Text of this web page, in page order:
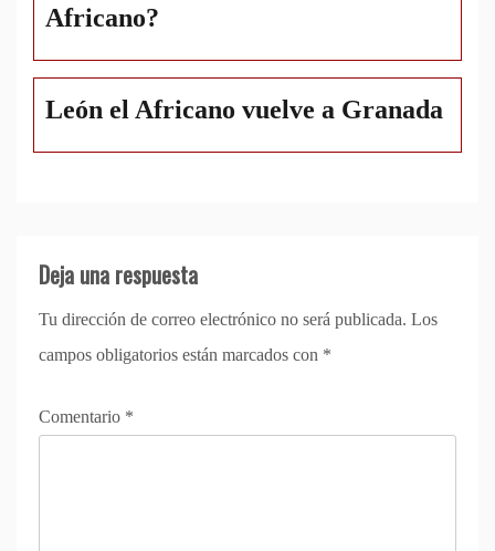
Africano?
León el Africano vuelve a Granada
Deja una respuesta
Tu dirección de correo electrónico no será publicada. Los
campos obligatorios están marcados con *
Comentario *